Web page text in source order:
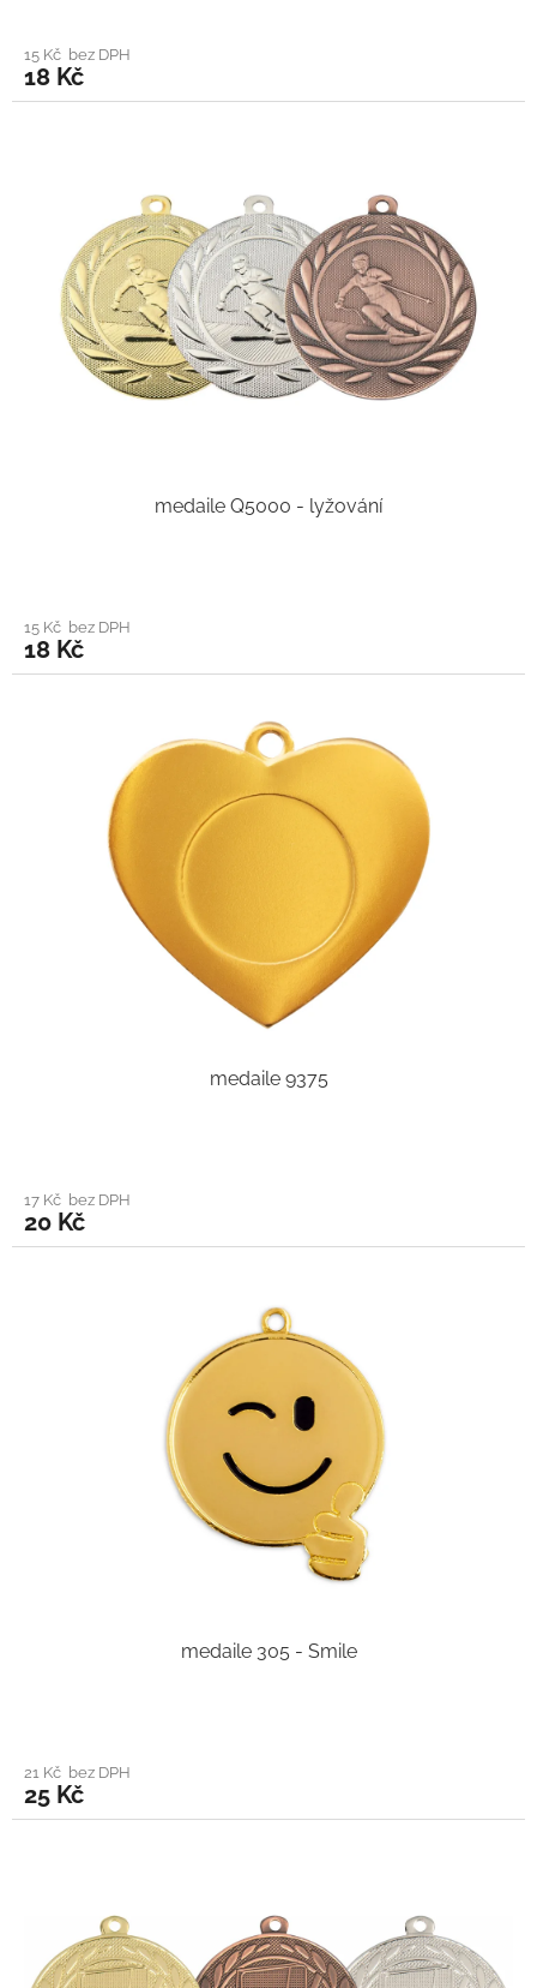
15 Kč bez DPH
18 Kč
medaile Q5000 - lyžování
15 Kč bez DPH
18 Kč
medaile 9375
17 Kč bez DPH
20 Kč
medaile 305 - Smile
21 Kč bez DPH
25 Kč